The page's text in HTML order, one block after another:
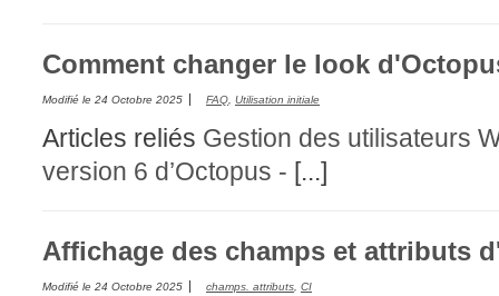
Comment changer le look
Modifié le 24 Octobre 2025 FAQ Utilisation initiale
Articles reliés Gestion des utilisateurs
version 6 d’Octopus - [...]
Affichage des champs et attributs
Modifié le 24 Octobre 2025 champs. attributs, CI